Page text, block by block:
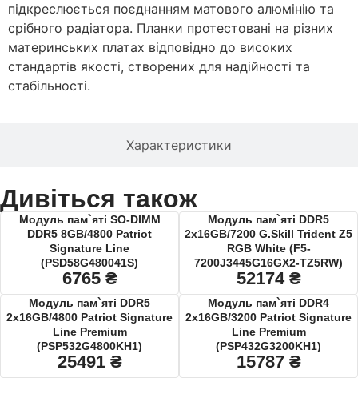
Характеристики
підкреслюється поєднанням матового алюмінію та
срібного радіатора. Планки протестовані на різних
материнських платах відповідно до високих
стандартів якості, створених для надійності та
стабільності.
Дивіться також
Модуль пам`яті SO-DIMM
DDR5 8GB/4800 Patriot
Signature Line
(PSD58G480041S)
6765 ₴
Модуль пам`ятi DDR5
2x16GB/7200 G.Skill Trident Z5
RGB White (F5-
7200J3445G16GX2-TZ5RW)
52174 ₴
Модуль пам`яті DDR5
2x16GB/4800 Patriot Signature
Line Premium
(PSP532G4800KH1)
25491 ₴
Модуль пам`яті DDR4
2x16GB/3200 Patriot Signature
Line Premium
(PSP432G3200KH1)
15787 ₴